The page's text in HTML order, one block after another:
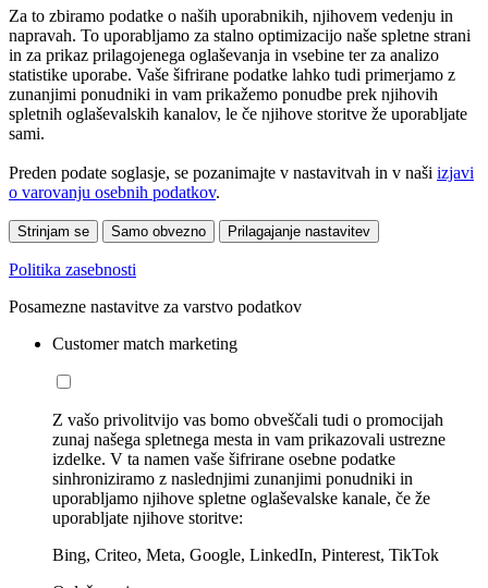
Za to zbiramo podatke o naših uporabnikih, njihovem vedenju in
napravah. To uporabljamo za stalno optimizacijo naše spletne strani
in za prikaz prilagojenega oglaševanja in vsebine ter za analizo
statistike uporabe. Vaše šifrirane podatke lahko tudi primerjamo z
zunanjimi ponudniki in vam prikažemo ponudbe prek njihovih
spletnih oglaševalskih kanalov, le če njihove storitve že uporabljate
sami.
Preden podate soglasje, se pozanimajte v nastavitvah in v naši izjavi
o varovanju osebnih podatkov.
Strinjam se Samo obvezno Prilagajanje nastavitev
Politika zasebnosti
Posamezne nastavitve za varstvo podatkov
Customer match marketing
Z vašo privolitvijo vas bomo obveščali tudi o promocijah
zunaj našega spletnega mesta in vam prikazovali ustrezne
izdelke. V ta namen vaše šifrirane osebne podatke
sinhroniziramo z naslednjimi zunanjimi ponudniki in
uporabljamo njihove spletne oglaševalske kanale, če že
uporabljate njihove storitve:
Bing, Criteo, Meta, Google, LinkedIn, Pinterest, TikTok